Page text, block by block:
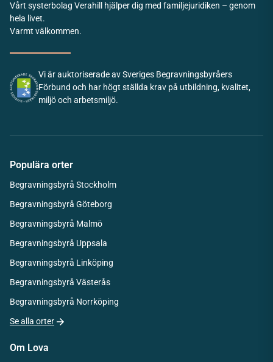
Vårt systerbolag Verahill hjälper dig med familjejuridiken – genom
hela livet.
Varmt välkommen.
Vi är auktoriserade av Sveriges Begravningsbyråers
Förbund och har högt ställda krav på utbildning, kvalitet,
miljö och arbetsmiljö.
Populära orter
Begravningsbyrå Stockholm
Begravningsbyrå Göteborg
Begravningsbyrå Malmö
Begravningsbyrå Uppsala
Begravningsbyrå Linköping
Begravningsbyrå Västerås
Begravningsbyrå Norrköping
Se alla orter
Om Lova